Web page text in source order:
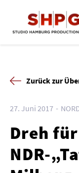
Zurück zur
27. Juni 2017
Dreh
NDR-